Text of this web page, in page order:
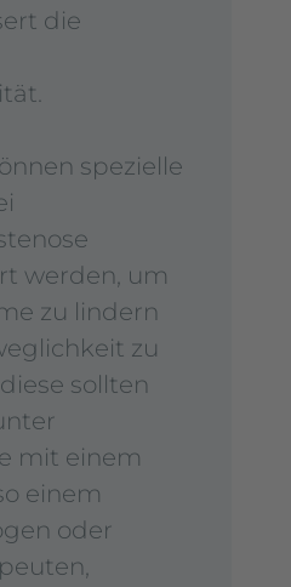
die
spezielle
werden, um
zu lindern
zu
sollten
mit einem
einem
oder